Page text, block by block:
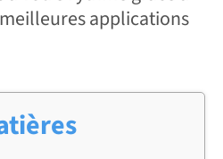
applications